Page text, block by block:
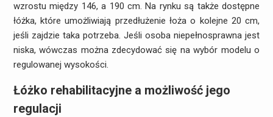
wzrostu między 146, a 190 cm. Na rynku są także dostępne
łóżka, które umożliwiają przedłużenie łoża o kolejne 20 cm,
jeśli zajdzie taka potrzeba. Jeśli osoba niepełnosprawna jest
niska, wówczas można zdecydować się na wybór modelu o
regulowanej wysokości.
Łóżko rehabilitacyjne a możliwość jego
regulacji